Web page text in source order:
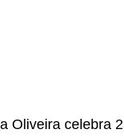
Oliveira celebra